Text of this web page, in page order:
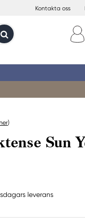
Kontakta oss
)
Sun
leverans